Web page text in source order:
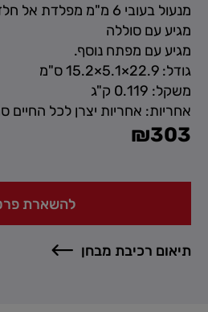
מנעול בעובי 6 מ"מ מפלדת אל חלד.
מגיע עם סוללה
מגיע עם מפתח נוסף.
גודל: 22.9×5.1×15.2 ס"מ
משקל: 0.119 ק"ג
אחריות: אחריות יצרן לכל החיים
₪303
להשארת
תיאום רכיבת מבחן